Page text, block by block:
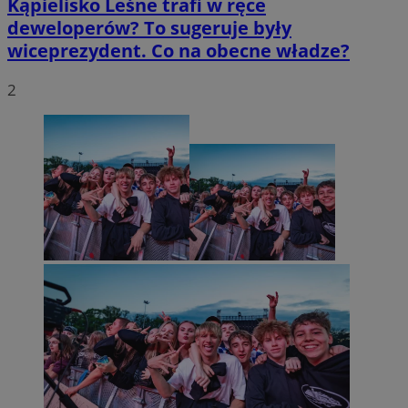
deweloperów? To sugeruje były
wiceprezydent. Co na obecne władze?
2